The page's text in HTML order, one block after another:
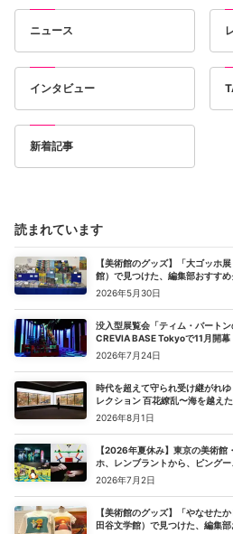
ニュース
インタビュー
新着記事
読まれています
【美術館のグッズ】「大ゴッホ
館）で見つけた、編集部おすす
2026年5月30日
没入型展覧会「ティム・バート
CREVIA BASE Tokyoで11月開幕
2026年7月24日
時代を超えて守られ受け継がれ
レクション 百花繚乱〜海
2026年8月1日
【2026年夏休み】東京の美術
ホ、レンブラントから、ピング
2026年7月2日
【美術館のグッズ】「やなせた
田谷文学館）で見つけた、編集